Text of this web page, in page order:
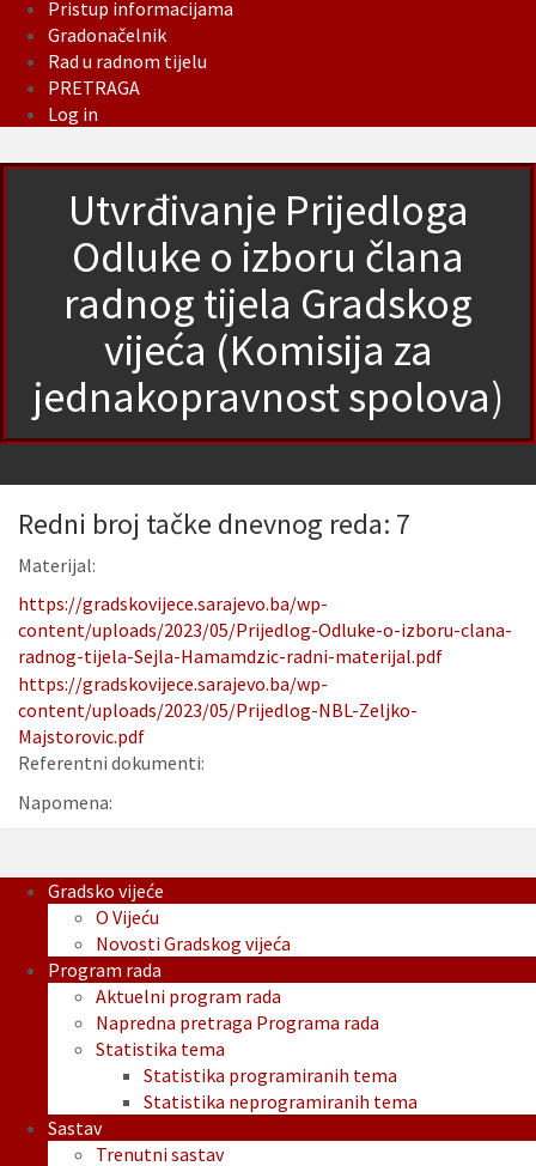
Pristup informacijama
Gradonačelnik
Rad u radnom tijelu
PRETRAGA
Log in
Utvrđivanje Prijedloga
Odluke o izboru člana
radnog tijela Gradskog
vijeća (Komisija za
jednakopravnost spolova)
Redni broj tačke dnevnog reda: 7
Materijal:
https://gradskovijece.sarajevo.ba/wp-
content/uploads/2023/05/Prijedlog-Odluke-o-izboru-clana-
radnog-tijela-Sejla-Hamamdzic-radni-materijal.pdf
https://gradskovijece.sarajevo.ba/wp-
content/uploads/2023/05/Prijedlog-NBL-Zeljko-
Majstorovic.pdf
Referentni dokumenti:
Napomena:
Gradsko vijeće
O Vijeću
Novosti Gradskog vijeća
Program rada
Aktuelni program rada
Napredna pretraga Programa rada
Statistika tema
Statistika programiranih tema
Statistika neprogramiranih tema
Sastav
Trenutni sastav